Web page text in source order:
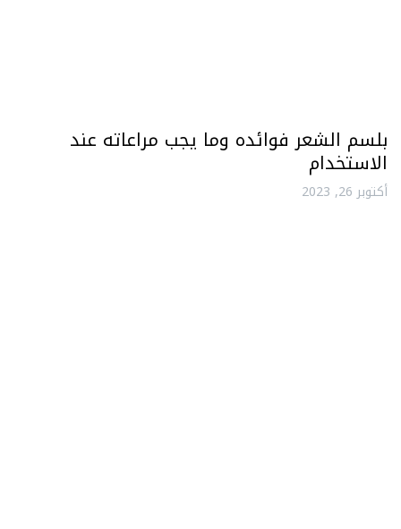
بلسم الشعر فوائده وما يجب مراعاته عند
الاستخدام
أكتوبر 26, 2023